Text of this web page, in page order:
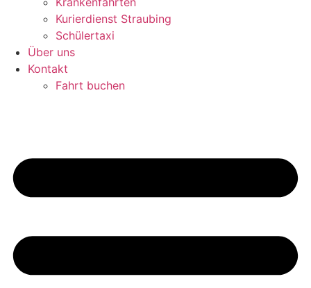
Kurierdienst Straubing
Schülertaxi
Über uns
Kontakt
Fahrt buchen